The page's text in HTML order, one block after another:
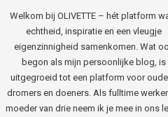
Welkom bij OLIVETTE – hét platform
echtheid, inspiratie en een vleugje
eigenzinnigheid samenkomen. Wat
begon als mijn persoonlijke blog, is
uitgegroeid tot een platform voor
dromers en doeners. Als fulltime
moeder van drie neem ik je mee in ons